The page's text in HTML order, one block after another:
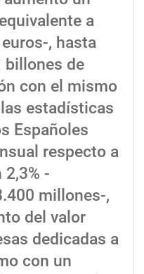
a
, hasta
billones de
con el mismo
estadísticas
Españoles
respecto a
-
millones-,
del valor
dedicadas a
con un